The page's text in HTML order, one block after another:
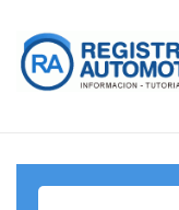
Saltar
principal